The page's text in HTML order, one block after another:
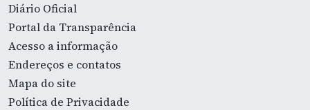
Diário Oficial
Portal da Transparência
Acesso a informação
Endereços e contatos
Mapa do site
Política de Privacidade